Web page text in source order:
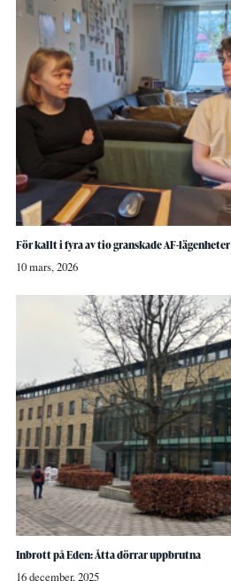
För kallt i fyra av tio granskade AF-lägenheter
10 mars, 2026
Inbrott på Eden: Åtta dörrar uppbrutna
16 december, 2025